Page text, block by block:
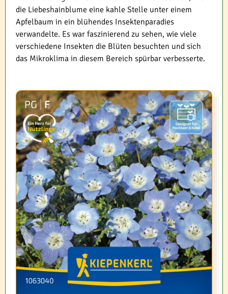
die Liebeshainblume eine kahle Stelle unter einem
Apfelbaum in ein blühendes Insektenparadies
verwandelte. Es war faszinierend zu sehen, wie viele
verschiedene Insekten die Blüten besuchten und sich
das Mikroklima in diesem Bereich spürbar verbesserte.